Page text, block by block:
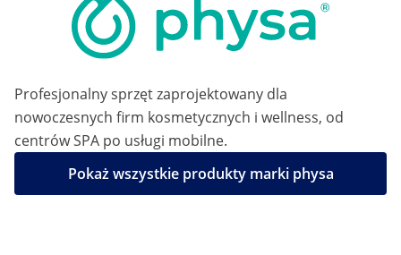
Profesjonalny sprzęt zaprojektowany dla
nowoczesnych firm kosmetycznych i wellness, od
centrów SPA po usługi mobilne.
Pokaż wszystkie produkty marki physa